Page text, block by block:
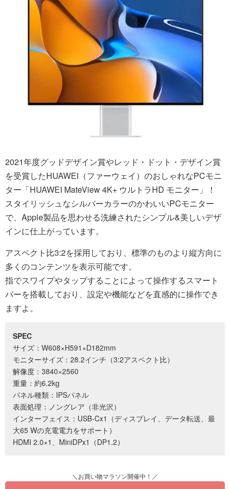
2021年度グッドデザイン賞やレッド・ドット・デザイン賞
を受賞したHUAWEI（ファーウェイ）のおしゃれなPCモニ
ター「HUAWEI MateView 4K+ ウルトラHD モニター」！
スタイリッシュなシルバーカラーのかわいいPCモニター
で、Apple製品を思わせる洗練されたシンプル&美しいデザ
インに仕上がっています。
アスペクト比3:2を採用しており、標準のものより縦方向に
多くのコンテンツを表示可能です。
指でスワイプやタップすることによって操作するスマート
バーを搭載しており、設定や機能などを直感的に操作でき
ますよ。
SPEC
サイズ：W608×H591×D182mm
モニターサイズ：28.2インチ（3:2アスペクト比）
解像度：3840×2560
重量：約6.2kg
パネル種類：IPSパネル
表面処理：ノングレア（非光沢）
インターフェイス：USB-Cx1（ディスプレイ、データ転送、最
大65 Wの充電電力をサポート）
HDMI 2.0×1、MiniDPx1（DP1.2）